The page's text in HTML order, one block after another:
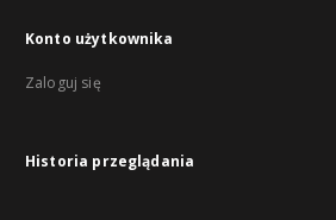
Konto użytkownika
Zaloguj się
Historia przeglądania